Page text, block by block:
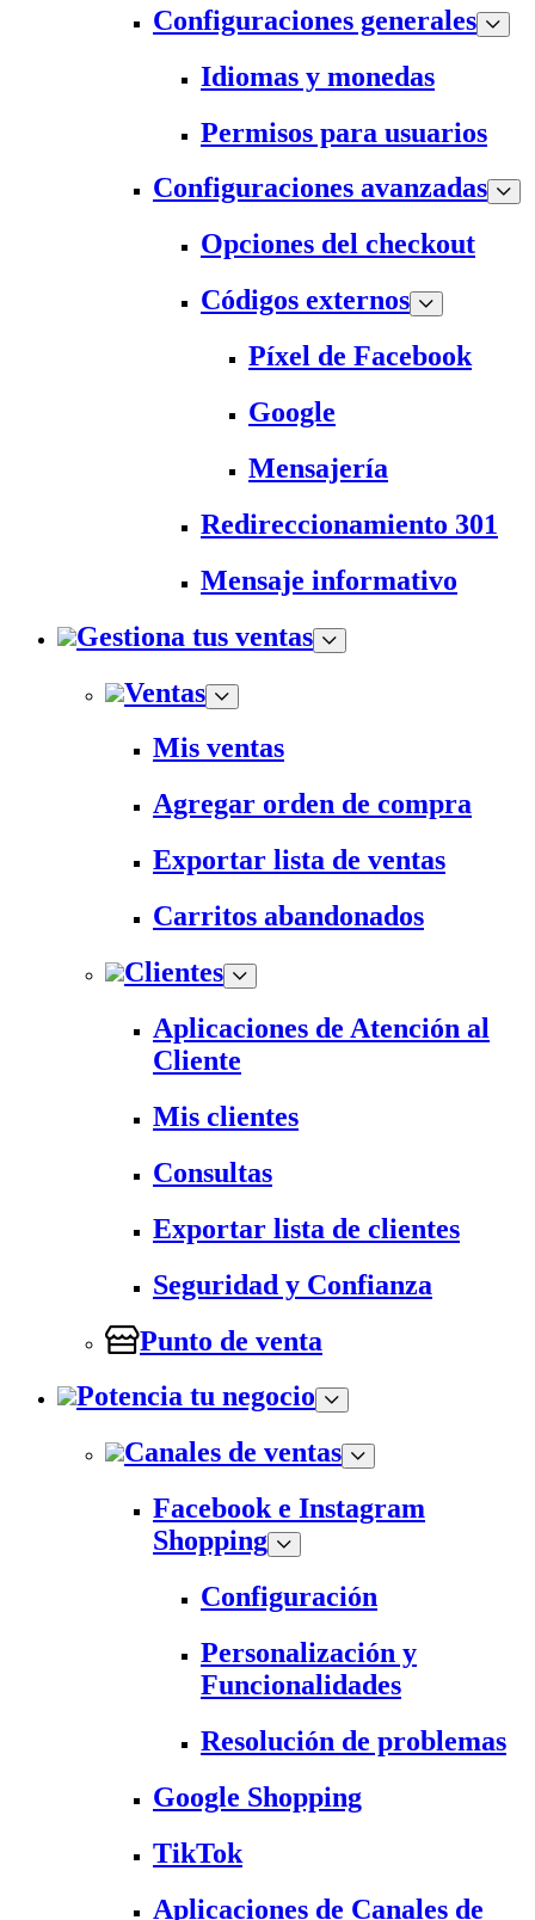
Configuraciones generales
Idiomas y monedas
Permisos para usuarios
Configuraciones avanzadas
Opciones del checkout
Códigos externos
Píxel de Facebook
Google
Mensajería
Redireccionamiento 301
Mensaje informativo
Gestiona tus ventas
Ventas
Mis ventas
Agregar orden de compra
Exportar lista de ventas
Carritos abandonados
Clientes
Aplicaciones de Atención al
Cliente
Mis clientes
Consultas
Exportar lista de clientes
Seguridad y Confianza
Punto de venta
Potencia tu negocio
Canales de ventas
Facebook e Instagram
Shopping
Configuración
Personalización y
Funcionalidades
Resolución de problemas
Google Shopping
TikTok
Aplicaciones de Canales de